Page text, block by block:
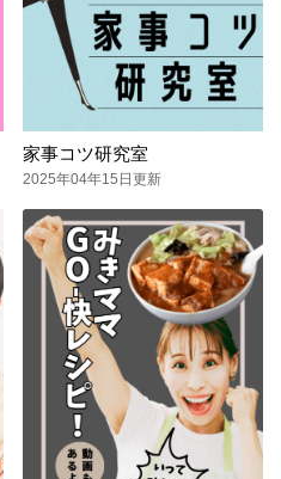
家事コツ研究室
2025年04年15日更新